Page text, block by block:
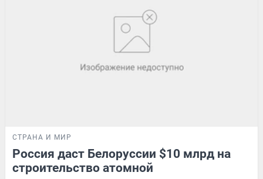
СТРАНА И МИР
Россия даст Белоруссии $10 млрд на
строительство атомной